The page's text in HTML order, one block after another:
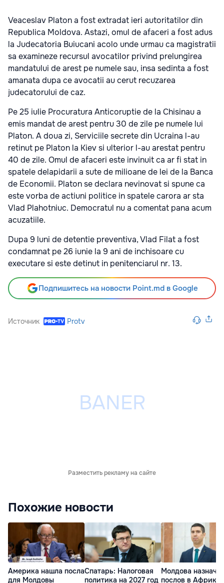
Veaceslav Platon a fost extradat ieri autoritatilor din
Republica Moldova. Astazi, omul de afaceri a fost adus
la Judecatoria Buiucani acolo unde urmau ca magistratii
sa examineze recursul avocatilor privind prelungirea
mandatului de arest pe numele sau, insa sedinta a fost
amanata dupa ce avocatii au cerut recuzarea
judecatorului de caz.
Pe 25 iulie Procuratura Anticoruptie de la Chisinau a
emis mandat de arest pentru 30 de zile pe numele lui
Platon. A doua zi, Serviciile secrete din Ucraina l-au
retinut pe Platon la Kiev si ulterior l-au arestat pentru
40 de zile. Omul de afaceri este invinuit ca ar fi stat in
spatele delapidarii a sute de milioane de lei de la Banca
de Economii. Platon se declara nevinovat si spune ca
este vorba de actiuni politice in spatele carora ar sta
Vlad Plahotniuc. Democratul nu a comentat pana acum
acuzatiile.
Dupa 9 luni de detentie preventiva, Vlad Filat a fost
condamnat pe 26 iunie la 9 ani de inchisoare cu
executare si este detinut in penitenciarul nr. 13.
Подпишитесь на новости Point.md в Google
Источник Protv
Разместить рекламу на сайте
Похожие новости
Америка нашла посла
для Молдовы
Спатарь: Налоговая
политика на 2027 год
Молдова
послов в Африку